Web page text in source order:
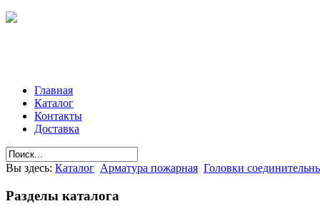
Главная
Каталог
Контакты
Доставка
Вы здесь: Каталог Арматура пожарная Головки
Разделы каталога